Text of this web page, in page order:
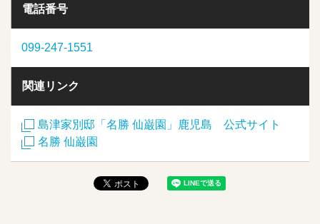
電話番号
099-247-1551
関連リンク
島津家別邸「名勝 仙巌園」鹿児島 公式サイト
名勝 仙巌園